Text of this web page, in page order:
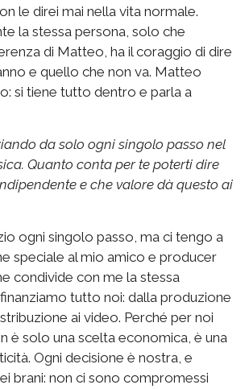
le direi mai nella vita normale.
la stessa persona, solo che
di Matteo, ha il coraggio di dire
e quello che non va. Matteo
si tiene tutto dentro e parla a
da solo ogni singolo passo nel
Quanto conta per te poterti dire
e che valore dà questo ai
ogni singolo passo, ma ci tengo a
speciale al mio amico e producer
condivide con me la stessa
tutto noi: dalla produzione
ai video. Perché per noi
è solo una scelta economica, è una
Ogni decisione è nostra, e
brani: non ci sono compromessi